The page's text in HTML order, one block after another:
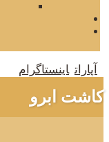
آپارات اینستاگرام
کاشت ابرو